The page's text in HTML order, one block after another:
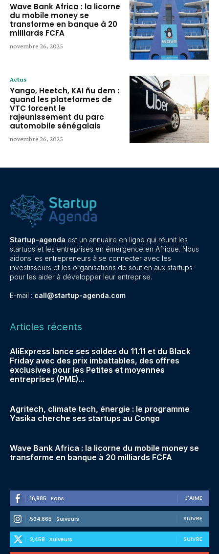
Wave Bank Africa : la licorne
du mobile money se
transforme en banque à 20
milliards FCFA
novembre 26, 2025
Actus
Yango, Heetch, KAI ñu dem :
quand les plateformes de
VTC forcent le
rajeunissement du parc
automobile sénégalais
novembre 26, 2025
Startup-agenda est un annuaire en ligne qui réunit les
startups et les entreprises en émergence en Afrique. Nous
aidons les entrepreneurs à se connecter avec les
investisseurs et les organisations de soutien aux startups
pour les aider à développer leur entreprise.
E-mail : call@startup-agenda.com
Articles récents
AliExpress lance ses soldes du 11.11 et du Black
Friday avec des prix imbattables, des offres
exclusives pour les Petites et moyennes
entreprises (PME)...
Agritech, climate tech, énergie : le programme
Yasika cherche ses startups au Congo
Wave Bank Africa : la licorne du mobile money se
transforme en banque à 20 milliards FCFA
16,985 Fans J'AIME
564,865 Suiveurs SUIVRE
2,458 Suiveurs SUIVRE